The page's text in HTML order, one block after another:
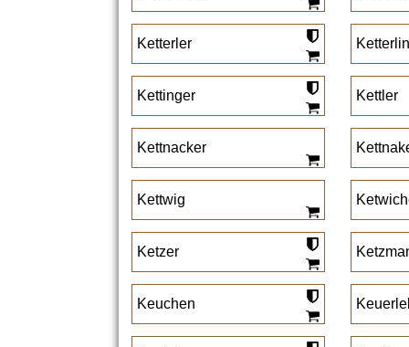
Ketterler Ketterlin
Kettinger Kettler
Kettnacker
Kettwig
Ketzer
Keuchen